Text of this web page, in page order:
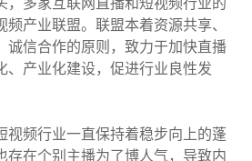
，多家互联网直播和短视频行业的
产业联盟。联盟本着资源共享、
诚信合作的原则，致力于加快直播
、产业化建设，促进行业良性发
视频行业一直保持着稳步向上的蓬
存在个别主播为了博人气，导致内